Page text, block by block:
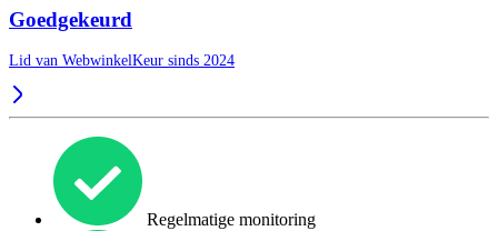
Goedgekeurd
Lid van WebwinkelKeur sinds 2024
Regelmatige monitoring